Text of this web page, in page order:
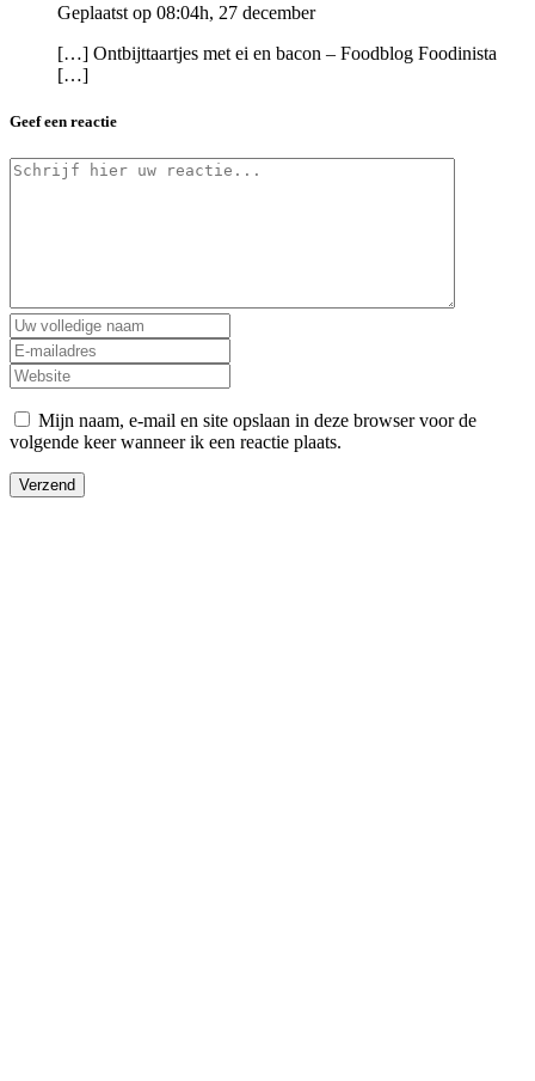
Geplaatst op 08:04h, 27 december
[…] Ontbijttaartjes met ei en bacon – Foodblog Foodinista
[…]
Geef een reactie
Mijn naam, e-mail en site opslaan in deze browser voor de
volgende keer wanneer ik een reactie plaats.